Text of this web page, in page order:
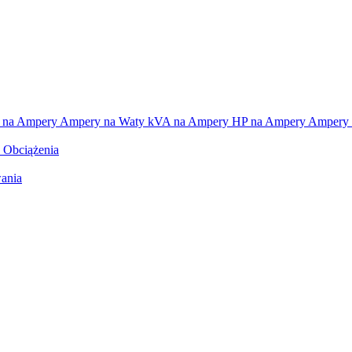
Ampery Ampery na Waty kVA na Ampery HP na Ampery Ampery